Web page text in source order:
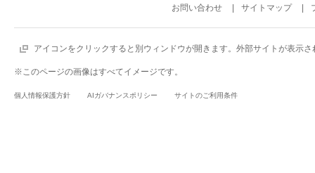
お問い合わせ サイトマップ
アイコンをクリックすると別ウィンドウが開きます。外部サイトが表示
※このページの画像はすべてイメージです。
個人情報保護方針 AIガバナンスポリシー サイトのご利用条件